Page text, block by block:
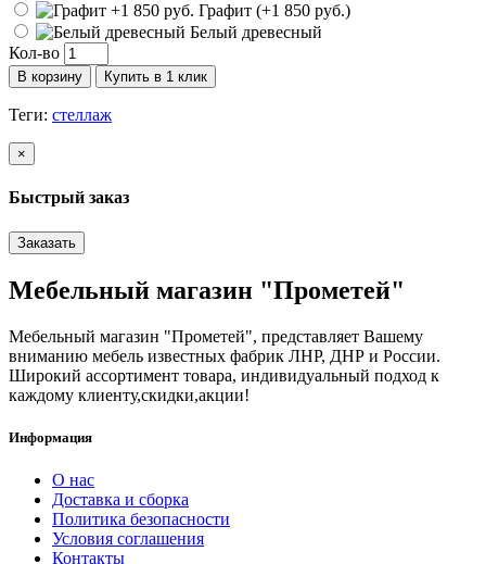
Графит (+1 850 руб.)
Белый древесный
Кол-во
В корзину Купить в 1 клик
Теги: стеллаж
×
Быстрый заказ
Заказать
Мебельный магазин "Прометей"
Мебельный магазин "Прометей", представляет Вашему
вниманию мебель известных фабрик ЛНР, ДНР и России.
Широкий ассортимент товара, индивидуальный подход к
каждому клиенту,скидки,акции!
Информация
О нас
Доставка и сборка
Политика безопасности
Условия соглашения
Контакты